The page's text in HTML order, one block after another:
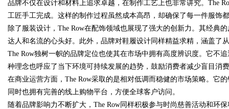
!
品牌不仅在设计和材料上追求卓越，在制作工艺上也非常讲究。The
工匠手工完成。这样的制作过程虽然成本高昂，却确保了每一件服饰
除了服装设计，The Row在配饰领域也展现了强大的创新力。其经典
达人和名流的心头好。此外，品牌对鞋履设计同样精益求精，涵盖了
The Row独树一帜的品牌定位也使其在市场中拥有高度辨识度。它不
种理念也呼应了当下环境可持续发展的趋势，鼓励消费者减少盲目消
在商业运营方面，The Row采取的是相对低调而稳健的市场策略。它
同时也拥有完善的线上购物平台，方便全球客户访问。
随着品牌影响力不断扩大，The Row同样积极参与时尚慈善活动和环